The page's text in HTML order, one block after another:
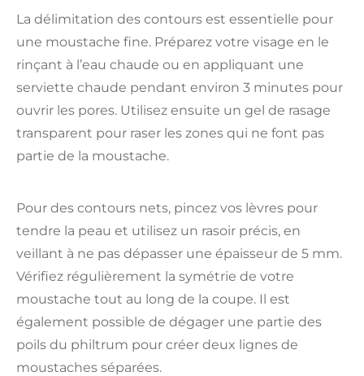
La délimitation des contours est essentielle pour
une moustache fine. Préparez votre visage en le
rinçant à l’eau chaude ou en appliquant une
serviette chaude pendant environ 3 minutes pour
ouvrir les pores. Utilisez ensuite un gel de rasage
transparent pour raser les zones qui ne font pas
partie de la moustache.
Pour des contours nets, pincez vos lèvres pour
tendre la peau et utilisez un rasoir précis, en
veillant à ne pas dépasser une épaisseur de 5 mm.
Vérifiez régulièrement la symétrie de votre
moustache tout au long de la coupe. Il est
également possible de dégager une partie des
poils du philtrum pour créer deux lignes de
moustaches séparées.